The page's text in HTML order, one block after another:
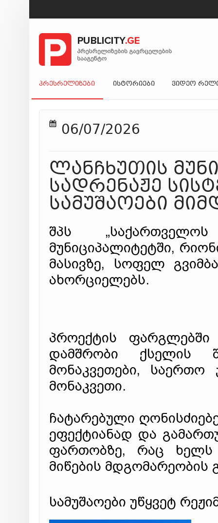
ᲞᲠᲔᲡᲠᲔᲚᲘᲖᲔᲑᲘ ᲘᲡᲢᲝᲠᲘᲔᲑᲘ ᲕᲘᲓᲔᲝ
06/07/2026
ლანჩხუთის
სადრენაჟე
სამუშაოები
შპს
მუნიციპალიტეტში,
მასივზე, სოფელ
ახორციელებს.
პროექტის ფარგლებში
დამშრობი ქსელის
მონაკვეთები, საერთო
მონაკვეთი.
ჩატარებული
ეფექტიანად და
ფართობზე, რაც ხელს
მიწების მდგომარეობის
სამუშაოები უწყვეტ